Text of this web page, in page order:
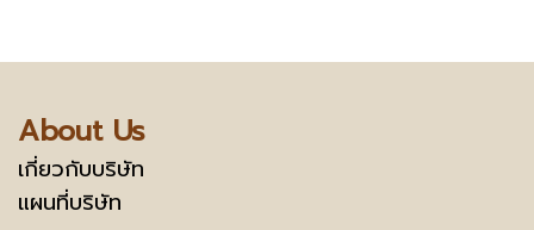
About Us
เกี่ยวกับบริษัท
แผนที่บริษัท